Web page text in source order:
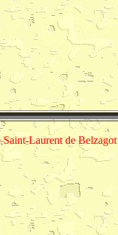
Saint-Laurent de Belzagot